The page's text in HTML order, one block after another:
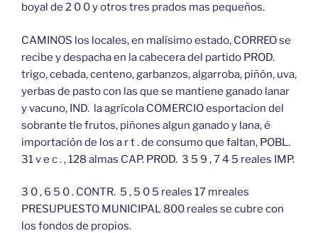
boyal de 2 0 0 y otros tres prados mas pequeños.
CAMINOS los locales, en malísimo estado, CORREO se
recibe y despacha en la cabecera del partido PROD.
trigo, cebada, centeno, garbanzos, algarroba, piñón, uva,
yerbas de pasto con las que se mantiene ganado lanar
y vacuno, IND. la agrícola COMERCIO esportacion del
sobrante tle frutos, piñones algun ganado y lana, é
importación de los a r t . de consumo que faltan, POBL.
31 v e c . , 128 almas CAP. PROD. 3 5 9 , 7 4 5 reales IMP.
3 0 , 6 5 0 . CONTR. 5 , 5 0 5 reales 17 mreales
PRESUPUESTO MUNICIPAL 800 reales se cubre con
los fondos de propios.